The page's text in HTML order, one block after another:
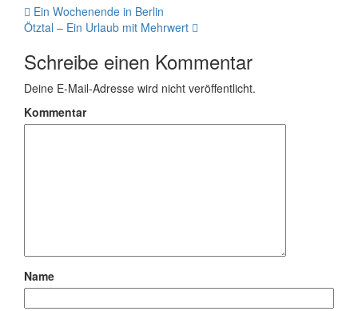
Ein Wochenende in Berlin
Ötztal – Ein Urlaub mit Mehrwert
Schreibe einen Kommentar
Deine E-Mail-Adresse wird nicht veröffentlicht.
Kommentar
Name